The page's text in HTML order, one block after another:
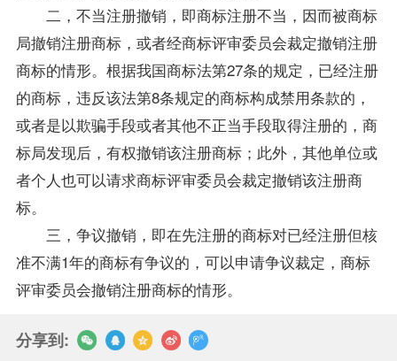
二，不当注册撤销，即商标注册不当，因而被商标
局撤销注册商标，或者经商标评审委员会裁定撤销注册
商标的情形。根据我国商标法第27条的规定，已经注册
的商标，违反该法第8条规定的商标构成禁用条款的，
或者是以欺骗手段或者其他不正当手段取得注册的，商
标局发现后，有权撤销该注册商标；此外，其他单位或
者个人也可以请求商标评审委员会裁定撤销该注册商
标。
三，争议撤销，即在先注册的商标对已经注册但核
准不满1年的商标有争议的，可以申请争议裁定，商标
评审委员会撤销注册商标的情形。
分享到: